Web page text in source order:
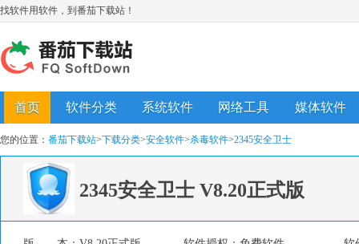
找软件用软件，到番茄下载站！
首页 软件分类 系统软件 网络工具 媒体软件
您的位置： 番茄下载站>下载分类>安全软件>杀毒软件>2345安全卫士
2345安全卫士 V8.20正式版